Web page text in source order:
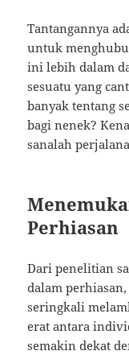
Tantangannya
untuk
ini lebih dalam
sesuatu yang
banyak tentang
bagi nenek?
sanalah
Perhiasan
Dari penelitian
dalam
seringkali
erat antara
semakin dekat